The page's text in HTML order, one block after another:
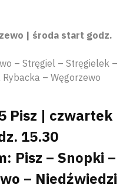
| środa start godz.
– Stręgiel – Stręgielek –
– Węgorzewo
Pisz | czwartek
15.30
Pisz – Snopki –
– Niedźwiedzi